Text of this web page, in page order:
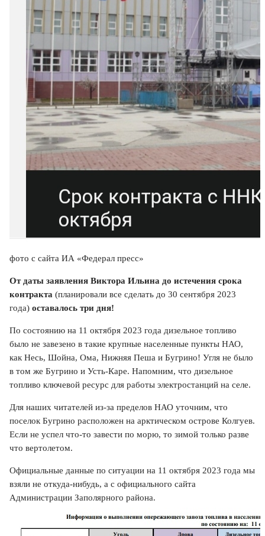
фото с сайта ИА «Федерал пресс»
От даты заявления Виктора Ильина до истечения срока
контракта (планировали все сделать до 30 сентября 2023
года) оставалось три дня!
По состоянию на 11 октября 2023 года дизельное топливо
было не завезено в такие крупные населенные пункты НАО,
как Несь, Шойна, Ома, Нижняя Пеша и Бугрино! Угля не было
в том же Бугрино и Усть-Каре. Напомним, что дизельное
топливо ключевой ресурс для работы электростанций на селе.
Для наших читателей из-за пределов НАО уточним, что
поселок Бугрино расположен на арктическом острове Колгуев.
Если не успел что-то завести по морю, то зимой только разве
что вертолетом.
Официальные данные по ситуации на 11 октября 2023 года мы
взяли не откуда-нибудь, а с официального сайта
Администрации Заполярного района.